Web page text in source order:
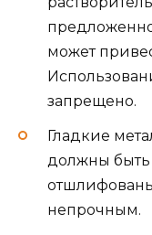
может
запрещено.
Гладкие
должны быть
непрочным.